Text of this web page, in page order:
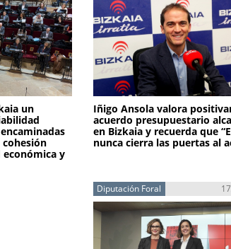
un
cohesión
y
Iñigo Ansola valora
acuerdo presupuestario
en Bizkaia y recuerda que
nunca cierra las puertas al
Diputación Foral
de Bizkaia